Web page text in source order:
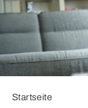
Startseite